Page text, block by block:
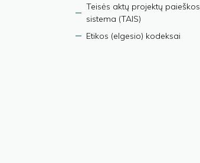
Teisės aktų projektų paieškos
sistema (TAIS)
Etikos (elgesio) kodeksai